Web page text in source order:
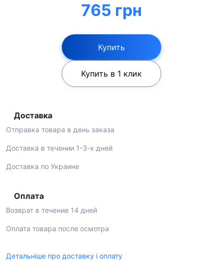
765 грн
Купить
Купить в 1 клик
Доставка
Отправка товара в день заказа
Доставка в течении 1-3-х дней
Доставка по Украине
Оплата
Возврат в течение 14 дней
Оплата товара после осмотра
Детальніше про доставку і оплату